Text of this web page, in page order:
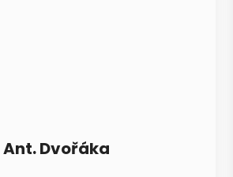
Ant. Dvořáka